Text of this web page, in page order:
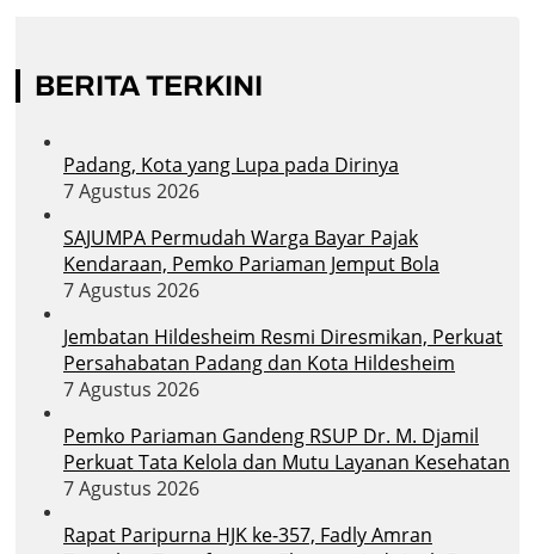
BERITA TERKINI
Padang, Kota yang Lupa pada Dirinya
7 Agustus 2026
SAJUMPA Permudah Warga Bayar Pajak
Kendaraan, Pemko Pariaman Jemput Bola
7 Agustus 2026
Jembatan Hildesheim Resmi Diresmikan, Perkuat
Persahabatan Padang dan Kota Hildesheim
7 Agustus 2026
Pemko Pariaman Gandeng RSUP Dr. M. Djamil
Perkuat Tata Kelola dan Mutu Layanan Kesehatan
7 Agustus 2026
Rapat Paripurna HJK ke-357, Fadly Amran